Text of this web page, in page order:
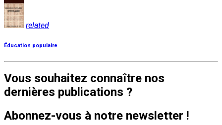
related
Éducation populaire
Vous souhaitez connaître nos
dernières publications ?
Abonnez-vous à notre newsletter !